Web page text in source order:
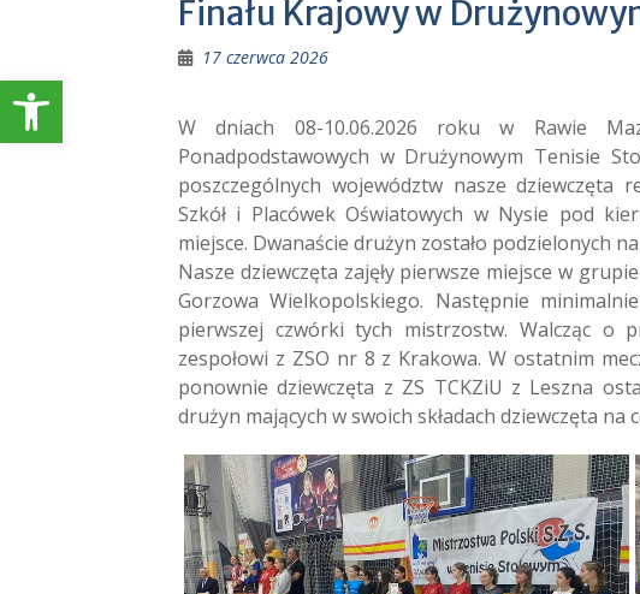
Otwórz pasek narzędzi
Finału Krajowy w
17 czerwca 2026
W dniach 08-10.06.2026 roku w Rawie
Ponadpodstawowych w Drużynowym Tenisie
poszczególnych województw nasze dziewczęta
Szkół i Placówek Oświatowych w Nysie pod
miejsce. Dwanaście drużyn zostało podzielonych
Nasze dziewczęta zajęły pierwsze miejsce w
Gorzowa Wielkopolskiego. Następnie
pierwszej czwórki tych mistrzostw. Walcząc o
zespołowi z ZSO nr 8 z Krakowa. W ostatnim
ponownie dziewczęta z ZS TCKZiU z Leszna
drużyn mających w swoich składach dziewczęta